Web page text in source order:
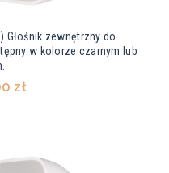
Głośnik zewnętrzny do
w kolorze czarnym lub
zł